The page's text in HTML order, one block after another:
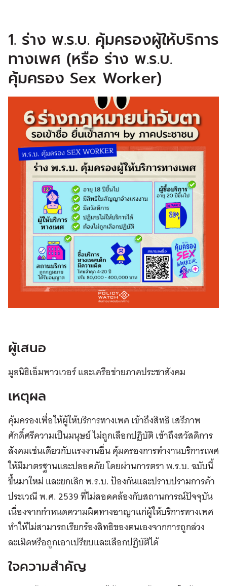
1. ร่าง พ.ร.บ. คุ้มครองผู้ให้บริการ
ทางเพศ (หรือ ร่าง พ.ร.บ.
คุ้มครอง Sex Worker)
ผู้เสนอ
มูลนิธิเอ็มพาวเวอร์ และเครือข่ายภาคประชาสังคม
เหตุผล
คุ้มครองเพื่อให้ผู้ให้บริการทางเพศ เข้าถึงสิทธิ เสรีภาพ
ศักดิ์ศรีความเป็นมนุษย์ ไม่ถูกเลือกปฏิบัติ เข้าถึงสวัสดิการ
สังคมเช่นเดียวกับแรงงานอื่น คุ้มครองการทำงานบริการเพศ
ให้มีมาตรฐานและปลอดภัย โดยผ่านการตรา พ.ร.บ. ฉบับนี้
ขึ้นมาใหม่ และยกเลิก พ.ร.บ. ป้องกันและปราบปรามการค้า
ประเวณี พ.ศ. 2539 ที่ไม่สอดคล้องกับสถานการณ์ปัจจุบัน
เนื่องจากกำหนดความผิดทางอาญาแก่ผู้ให้บริการทางเพศ
ทำให้ไม่สามารถเรียกร้องสิทธิของตนเองจากการถูกล่วง
ละเมิดหรือถูกเอาเปรียบและเลือกปฏิบัติได้
ใจความสำคัญ